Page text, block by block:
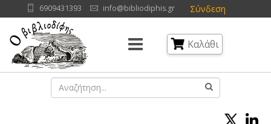
Σύνδεση
6909431393 info@bibliodiphis.gr
Καλάθι